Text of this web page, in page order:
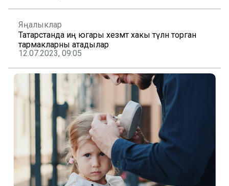
Яңалыклар
Татарстанда иң югары хезмәт хакы түләнә торган
тармакларны атадылар
12.07.2023, 09:05